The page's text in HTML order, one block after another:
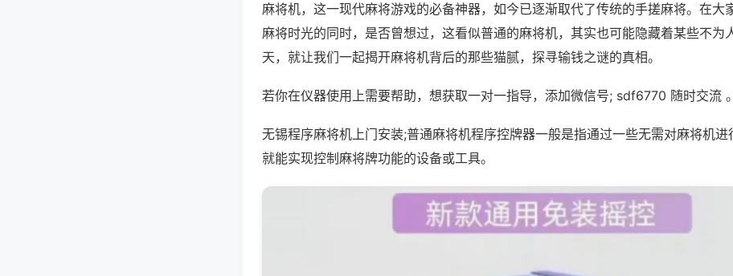
麻将机，这一现代麻将游戏的必备神器，如今已逐渐取代了传统的手搓麻将。在大
麻将时光的同时，是否曾想过，这看似普通的麻将机，其实也可能隐藏着某些不为
天，就让我们一起揭开麻将机背后的那些猫腻，探寻输钱之谜的真相。
若你在仪器使用上需要帮助，想获取一对一指导，添加微信号; sdf6770 随时交流 。
无锡程序麻将机上门安装;普通麻将机程序控牌器一般是指通过一些无需对麻将机进
就能实现控制麻将牌功能的设备或工具。